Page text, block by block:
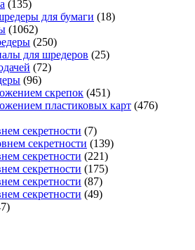
(135)
для бумаги (18)
(1062)
(250)
для шредеров (25)
(72)
(96)
скрепок (451)
пластиковых карт (476)
секретности (7)
секретности (139)
секретности (221)
секретности (175)
секретности (87)
секретности (49)